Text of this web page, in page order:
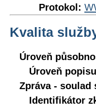
Protokol:
Kvalita
Úroveň
Úroveň
Zpráva - soulad
Identifikátor